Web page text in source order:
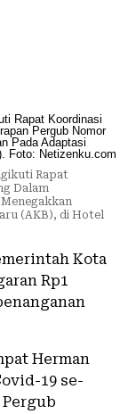
Rapat
Dalam
(AKB), di Hotel
Kota
Rp1
Herman
19 se-